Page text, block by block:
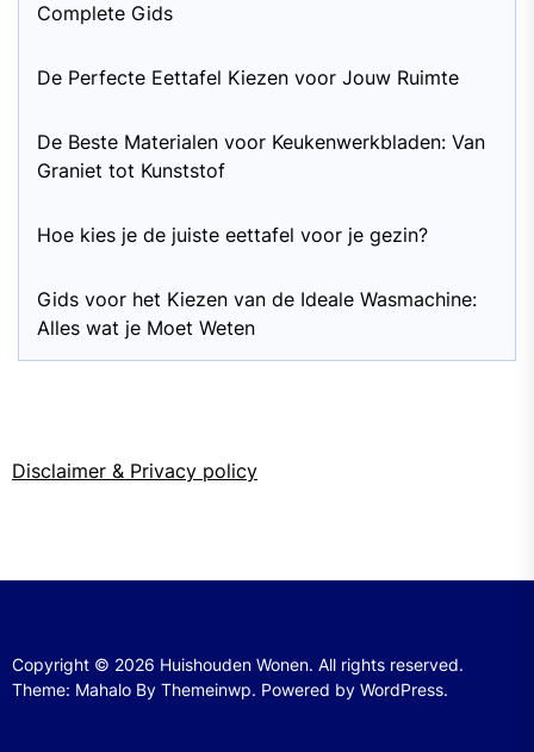
Complete Gids
De Perfecte Eettafel Kiezen voor Jouw Ruimte
De Beste Materialen voor Keukenwerkbladen: Van
Graniet tot Kunststof
Hoe kies je de juiste eettafel voor je gezin?
Gids voor het Kiezen van de Ideale Wasmachine:
Alles wat je Moet Weten
Disclaimer & Privacy policy
Copyright © 2026 Huishouden Wonen. All rights reserved.
Theme: Mahalo By Themeinwp. Powered by WordPress.